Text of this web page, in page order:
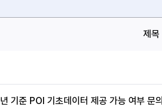
제목
준 POI 기초데이터 제공 가능 여부 문의